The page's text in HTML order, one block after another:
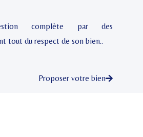
complète par des
tout du respect de son bien..
Proposer votre bien